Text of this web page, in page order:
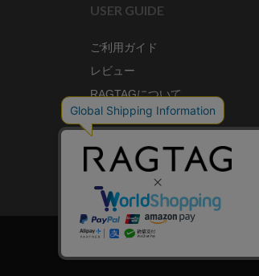
USER GUIDE
ご利用ガイド
レビュー
RAGTAGについて
ご利用規約
プライバシーポリシー